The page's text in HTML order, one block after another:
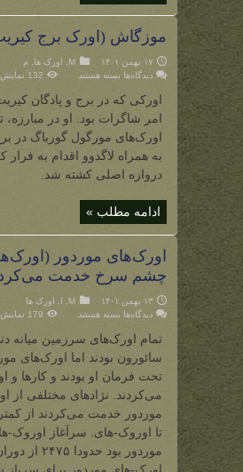
موزگاش (اورک برج
۱۷ بهمن ۱۴۰۱ M اورک ها
م
دیدگاه‌ها برای
برج
کیریت
آنگول)
بسته هستند 132 نمایش
اورکی که در برج و پادگان
امر شاگرات بود. او در
اورک‌های مورگول گورباگ در
به همراه لاگدوو اقدام به فرار
دروازه اصلی کشته شد.
ادامه مطلب »
اورک‌های موردور
چشم سرخ خدمت
۱۳ بهمن ۱۴۰۱ M ا
اورک ها
دیدگاه‌ها برای
موردور
(اورک‌هایی
به
چشم
سرخ
خدمت
می‌کردند)
بسته هستند 179 نمایش
تمام اورک‌های سرزمین میانه
سائورون بودند اما اورک‌های
تحت فرمان او بودند و کارها و
می‌کردند. نژادهای مختلفی از
موردور خدمت می‌کردند از
تا اوروک-های‌. سرآغاز اوروک-‌
موردور بود